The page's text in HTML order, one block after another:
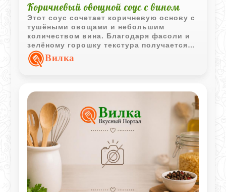
Коричневый овощной соус с вином
Этот соус сочетает коричневую основу с
тушёными овощами и небольшим
количеством вина. Благодаря фасоли и
зелёному горошку текстура получается
более насыщенной и интересной.
Вилка